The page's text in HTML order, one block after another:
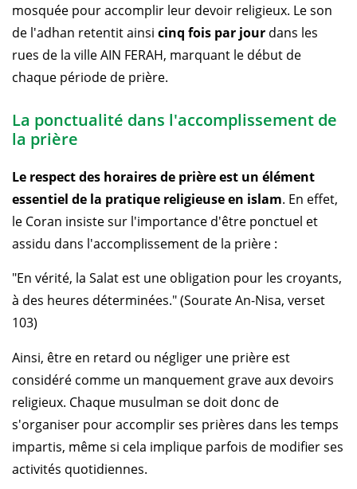
mosquée pour accomplir leur devoir religieux. Le son
de l'adhan retentit ainsi cinq fois par jour dans les
rues de la ville AIN FERAH, marquant le début de
chaque période de prière.
La ponctualité dans l'accomplissement de
la prière
Le respect des horaires de prière est un élément
essentiel de la pratique religieuse en islam. En effet,
le Coran insiste sur l'importance d'être ponctuel et
assidu dans l'accomplissement de la prière :
"En vérité, la Salat est une obligation pour les croyants,
à des heures déterminées." (Sourate An-Nisa, verset
103)
Ainsi, être en retard ou négliger une prière est
considéré comme un manquement grave aux devoirs
religieux. Chaque musulman se doit donc de
s'organiser pour accomplir ses prières dans les temps
impartis, même si cela implique parfois de modifier ses
activités quotidiennes.